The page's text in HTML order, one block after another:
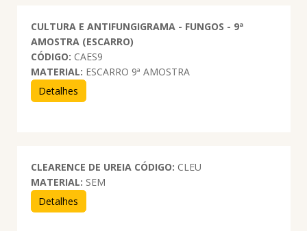
CULTURA E ANTIFUNGIGRAMA - FUNGOS - 9ª
AMOSTRA (ESCARRO)
CÓDIGO: CAES9
MATERIAL: ESCARRO 9ª AMOSTRA
Detalhes
CLEARENCE DE UREIA CÓDIGO: CLEU
MATERIAL: SEM
Detalhes